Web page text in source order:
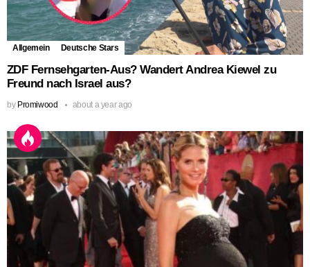
Allgemein Deutsche Stars
ZDF Fernsehgarten-Aus? Wandert Andrea Kiewel zu
Freund nach Israel aus?
by Promiwood about a year ago